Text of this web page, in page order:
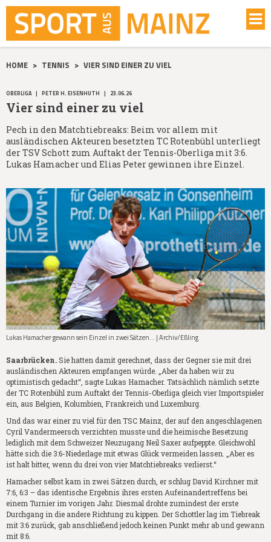
HOME > TENNIS > VIER SIND EINER ZU VIEL
OBERLIGA | PETER H. EISENHUTH | 23.06.26
Vier sind einer zu viel
Pech in den Matchtiebreaks: Beim vor allem mit
ausländischen Akteuren besetzten TC Rotenbühl unterliegt
der TSV Schott zum Auftakt der Tennis-Oberliga mit 3:6.
Lukas Hamacher und Elias Peter gewinnen ihre Einzel.
Lukas Hamacher gewann sein Einzel in zwei Sätzen... | Archiv/Eßling
Saarbrücken.Sie hatten damit gerechnet, dass der Gegner sie mit drei
ausländischen Akteuren empfangen würde. „Aber da haben wir zu
optimistisch gedacht“, sagte Lukas Hamacher. Tatsächlich nämlich setzte
der TC Rotenbühl zum Auftakt der Tennis-Oberliga gleich vier Importspieler
ein, aus Belgien, Kolumbien, Frankreich und Luxemburg.
Und das war einer zu viel für den TSC Mainz, der auf den angeschlagenen
Cyril Vandermeersch verzichten musste und die heimische Besetzung
lediglich mit dem Schweizer Neuzugang Neil Saxer aufpeppte. Gleichwohl
hätte sich die 3:6-Niederlage mit etwas Glück vermeiden lassen. „Aber es
ist halt bitter, wenn du drei von vier Matchtiebreaks verlierst.“
Hamacher selbst kam in zwei Sätzen durch, er schlug David Kirchner mit
7:6, 6:3 – das identische Ergebnis ihres ersten Aufeinandertreffens bei
einem Turnier im vorigen Jahr. Diesmal drohte zumindest der erste
Durchgang in die andere Richtung zu kippen. Der Schottler lag im Tiebreak
mit 3:6 zurück, gab anschließend jedoch keinen Punkt mehr ab und gewann
mit 8:6.